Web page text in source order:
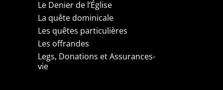
Le Denier de l’Église
La quête dominicale
Les quêtes particulières
Les offrandes
Legs, Donations et Assurances-
vie